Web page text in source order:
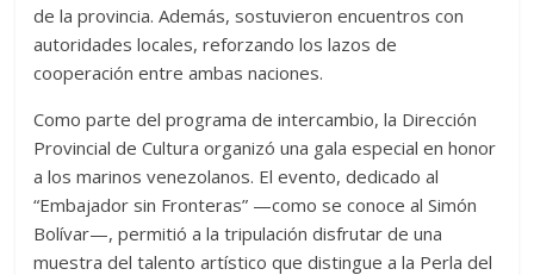
de la provincia. Además, sostuvieron encuentros con
autoridades locales, reforzando los lazos de
cooperación entre ambas naciones.
Como parte del programa de intercambio, la Dirección
Provincial de Cultura organizó una gala especial en honor
a los marinos venezolanos. El evento, dedicado al
“Embajador sin Fronteras” —como se conoce al Simón
Bolívar—, permitió a la tripulación disfrutar de una
muestra del talento artístico que distingue a la Perla del